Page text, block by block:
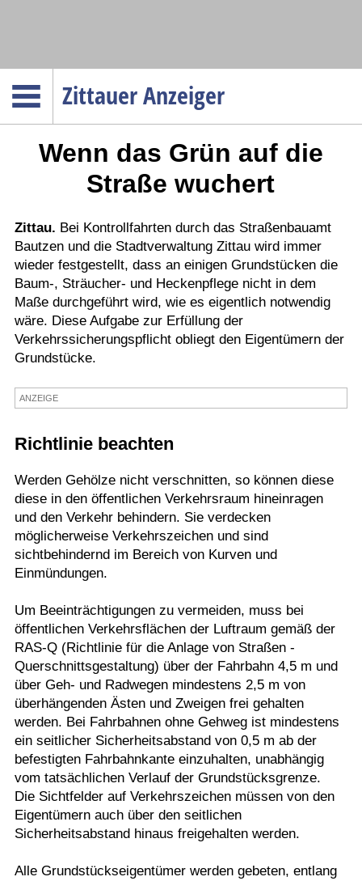
Zittauer Anzeiger
Menüpunkte
Politik
Gesellschaft
Wirtschaft
Service
Verkehr
Gesundheit
Kultur
Sport
Termine
Wenn das Grün auf die
Straße wuchert
Zittau. Bei Kontrollfahrten durch das Straßenbauamt
Bautzen und die Stadtverwaltung Zittau wird immer
wieder festgestellt, dass an einigen Grundstücken die
Baum-, Sträucher- und Heckenpflege nicht in dem
Maße durchgeführt wird, wie es eigentlich notwendig
wäre. Diese Aufgabe zur Erfüllung der
Verkehrssicherungspflicht obliegt den Eigentümern der
Grundstücke.
ANZEIGE
Richtlinie beachten
Werden Gehölze nicht verschnitten, so können diese
diese in den öffentlichen Verkehrsraum hineinragen
und den Verkehr behindern. Sie verdecken
möglicherweise Verkehrszeichen und sind
sichtbehindernd im Bereich von Kurven und
Einmündungen.
Um Beeinträchtigungen zu vermeiden, muss bei
öffentlichen Verkehrsflächen der Luftraum gemäß der
RAS-Q (Richtlinie für die Anlage von Straßen -
Querschnittsgestaltung) über der Fahrbahn 4,5 m und
über Geh- und Radwegen mindestens 2,5 m von
überhängenden Ästen und Zweigen frei gehalten
werden. Bei Fahrbahnen ohne Gehweg ist mindestens
ein seitlicher Sicherheitsabstand von 0,5 m ab der
befestigten Fahrbahnkante einzuhalten, unabhängig
vom tatsächlichen Verlauf der Grundstücksgrenze.
Die Sichtfelder auf Verkehrszeichen müssen von den
Eigentümern auch über den seitlichen
Sicherheitsabstand hinaus freigehalten werden.
Alle Grundstückseigentümer werden gebeten, entlang